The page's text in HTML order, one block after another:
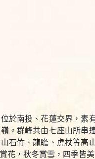
於南投、花蓮交界，素
。群峰共由七座山所串
石竹、龍瞻、虎杖等高
花，秋冬賞雪，四季皆美